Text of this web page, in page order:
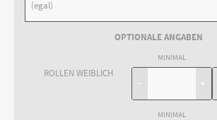
OPTIONALE ANGABEN
ROLLEN WEIBLICH
MINIMAL
− +
MINIMAL